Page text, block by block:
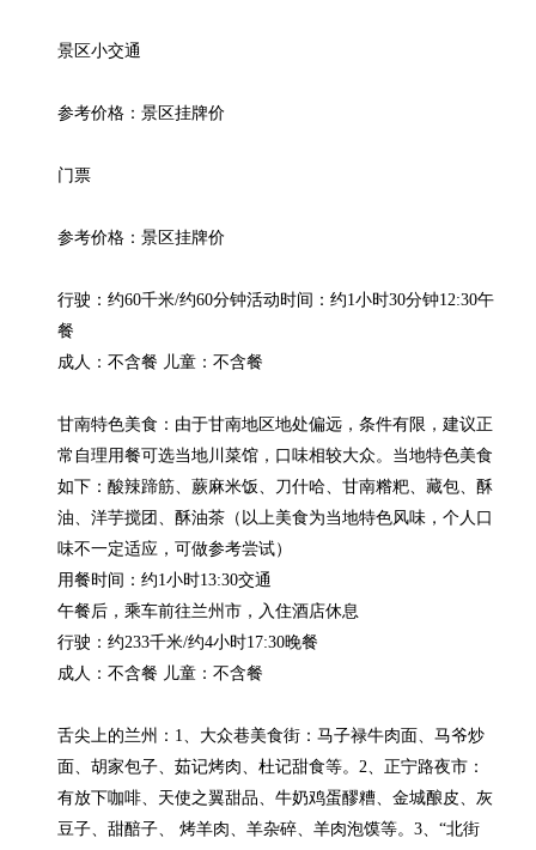
景区小交通
参考价格：景区挂牌价
门票
参考价格：景区挂牌价
行驶：约60千米/约60分钟活动时间：约1小时30分钟12:30午
餐
成人：不含餐 儿童：不含餐
甘南特色美食：由于甘南地区地处偏远，条件有限，建议正
常自理用餐可选当地川菜馆，口味相较大众。当地特色美食
如下：酸辣蹄筋、蕨麻米饭、刀什哈、甘南糌粑、藏包、酥
油、洋芋搅团、酥油茶（以上美食为当地特色风味，个人口
味不一定适应，可做参考尝试）
用餐时间：约1小时13:30交通
午餐后，乘车前往兰州市，入住酒店休息
行驶：约233千米/约4小时17:30晚餐
成人：不含餐 儿童：不含餐
舌尖上的兰州：1、大众巷美食街：马子禄牛肉面、马爷炒
面、胡家包子、茹记烤肉、杜记甜食等。2、正宁路夜市：
有放下咖啡、天使之翼甜品、牛奶鸡蛋醪糟、金城酿皮、灰
豆子、甜醅子、 烤羊肉、羊杂碎、羊肉泡馍等。3、“北街